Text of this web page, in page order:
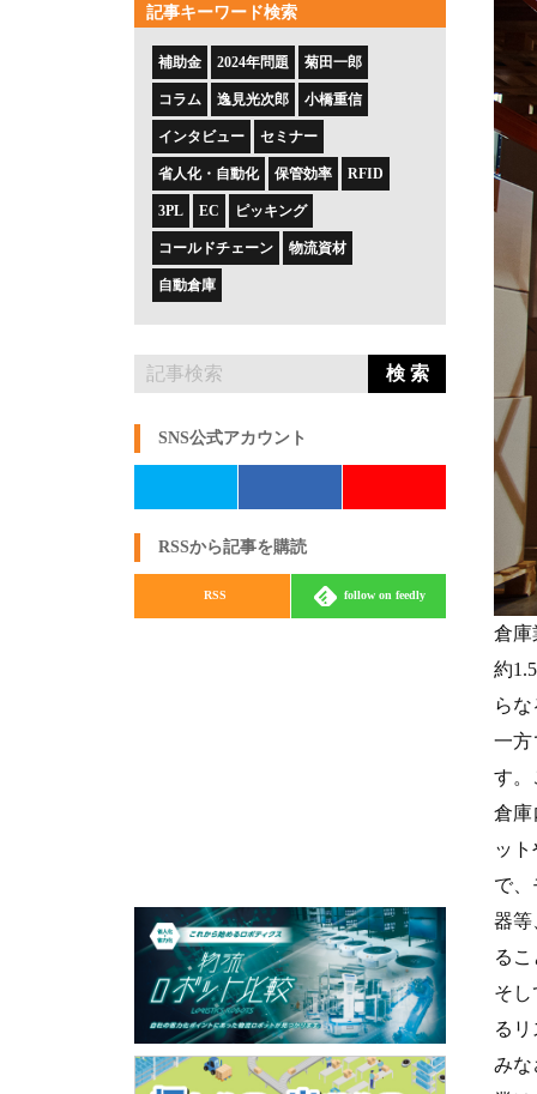
記事キーワード検索
補助金 2024年問題 菊田一郎
コラム 逸見光次郎 小橋重信
インタビュー セミナー
省人化・自動化 保管効率 RFID
3PL EC ピッキング
コールドチェーン 物流資材
自動倉庫
検 索
SNS公式アカウント
RSSから記事を購読
RSS follow on feedly
倉庫
約
ら
一方
す。
倉庫
ッ
で
器等
る
そ
る
みな